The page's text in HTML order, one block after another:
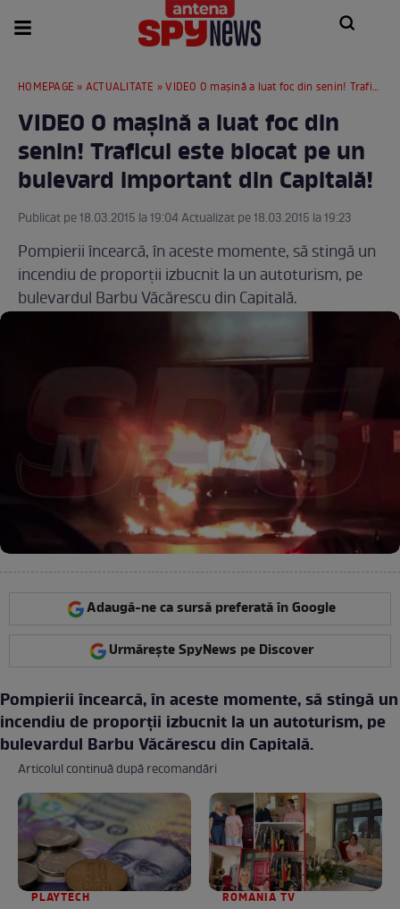
HOMEPAGE » ACTUALITATE » VIDEO O maşină a luat foc din senin! Traficul este blocat pe un bulevard important din Capitală!
VIDEO O maşină a luat foc din
senin! Traficul este blocat pe un
bulevard important din Capitală!
Publicat pe 18.03.2015 la 19:04 Actualizat pe 18.03.2015 la 19:23
Pompierii încearcă, în aceste momente, să stingă un
incendiu de proporţii izbucnit la un autoturism, pe
bulevardul Barbu Văcărescu din Capitală.
Adaugă-ne ca sursă preferată în Google
Urmărește SpyNews pe Discover
Pompierii încearcă, în aceste momente, să stingă un
incendiu de proporţii izbucnit la un autoturism, pe
bulevardul Barbu Văcărescu din Capitală.
Articolul continuă după recomandări
PLAYTECH ROMANIA TV